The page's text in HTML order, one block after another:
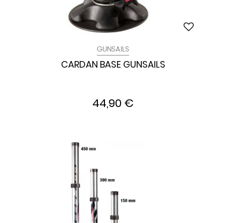
GUNSAILS
CARDAN BASE GUNSAILS
44,90 €